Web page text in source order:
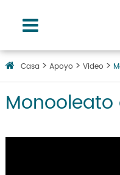
Casa Apoyo Video